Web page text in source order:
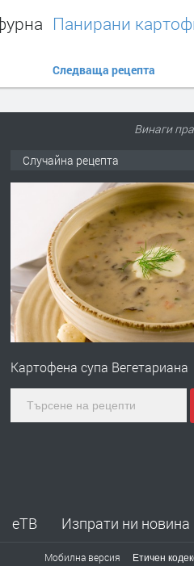
Панирани
Следваща рецепта
Винаги
Случайна рецепта
Картофена супа Вегетариана
еТВ Изпрати ни новина
Мобилна версия Етичен